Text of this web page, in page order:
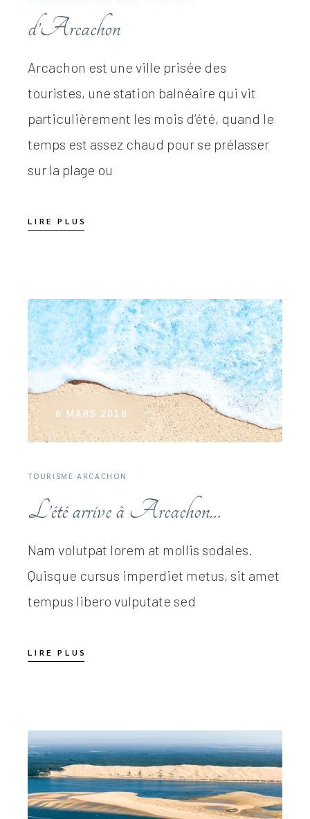
d’Arcachon
Arcachon est une ville prisée des
touristes, une station balnéaire qui vit
particulièrement les mois d’été, quand le
temps est assez chaud pour se prélasser
sur la plage ou
LIRE PLUS
6 MARS 2018
TOURISME ARCACHON
L’été arrive à Arcachon…
Nam volutpat lorem at mollis sodales.
Quisque cursus imperdiet metus, sit amet
tempus libero vulputate sed
LIRE PLUS